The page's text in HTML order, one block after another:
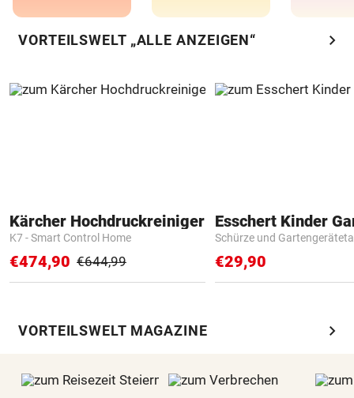
VORTEILSWELT „ALLE ANZEIGEN“ chevron_right
Kärcher Hochdruckreiniger
K7 - Smart Control Home
€474,90 €644,99
Schürze und
€29,90
VORTEILSWELT MAGAZINE chevron_right